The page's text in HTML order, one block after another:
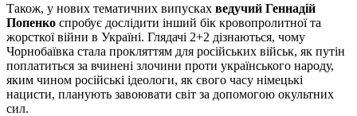
Також, у нових тематичних випусках ведучий Геннадій
Попенко спробує дослідити інший бік кровопролитної та
жорсткої війни в Україні. Глядачі 2+2 дізнаються, чому
Чорнобаївка стала прокляттям для російських військ, як путін
поплатиться за вчинені злочини проти українського народу,
яким чином російські ідеологи, як свого часу німецькі
нацисти, планують завоювати світ за допомогою окультних
сил.